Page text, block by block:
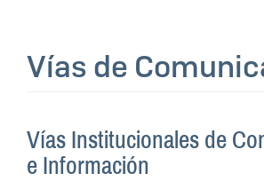
Vías de
Vías Institucionales de
e Información